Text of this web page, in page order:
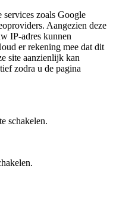
zoals Google
Aangezien deze
IP-adres kunnen
er rekening mee dat dit
site aanzienlijk kan
zodra u de pagina
schakelen.